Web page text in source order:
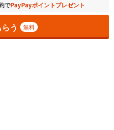
一覧を開く
でPayPayポイントプレゼント
う 無料